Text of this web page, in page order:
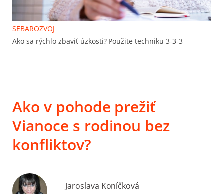
SEBAROZVOJ
Ako sa rýchlo zbaviť úzkosti? Použite techniku 3-3-3
Ako v pohode prežiť
Vianoce s rodinou bez
konfliktov?
Jaroslava Koníčková